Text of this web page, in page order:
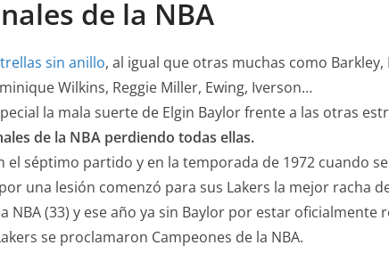
de la NBA
sin anillo, al igual que otras muchas como
Wilkins, Reggie Miller, Ewing, Iverson…
la mala suerte de Elgin Baylor frente a las otras
de la NBA perdiendo todas ellas.
el séptimo partido y en la temporada de 1972 cuando
una lesión comenzó para sus Lakers la mejor racha
NBA (33) y ese año ya sin Baylor por estar oficialmente
se proclamaron Campeones de la NBA.